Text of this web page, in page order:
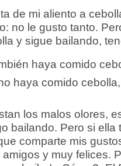
de mi aliento a
no le gusto tanto.
y sigue bailando,
haya comido
haya comido
los malos olores,
bailando. Pero si ella
comparte mis
y muy felices.